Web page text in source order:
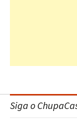
Siga o